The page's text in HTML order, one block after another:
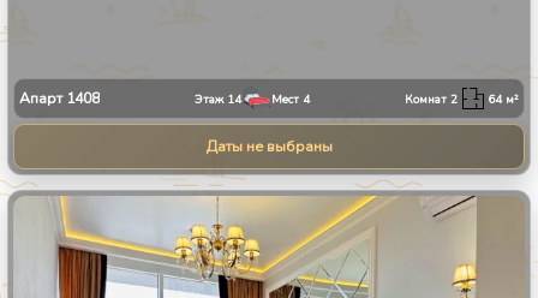
Апарт 1408 Этаж 14 Мест 4 Комнат2 64м²
Даты не выбраны